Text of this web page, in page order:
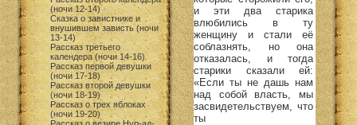
(ночи 12-14)
Сказка о завистнике и
внушившем зависть (ночи
13-14)
Рассказ третьего
календера (ночи 14-16)
Рассказ первой девушки
(ночи 17-18)
Рассказ второй девушки
(ночи 18-19)
Рассказ о трех яблоках
(ночи 19-20)
и эти два старика
влюбились в ту
женщину и стали её
соблазнять, но она
отказалась, и тогда
старики сказали ей:
«Если ты не дашь нам
над собой власть, мы
засвидетельствуем, что
ты